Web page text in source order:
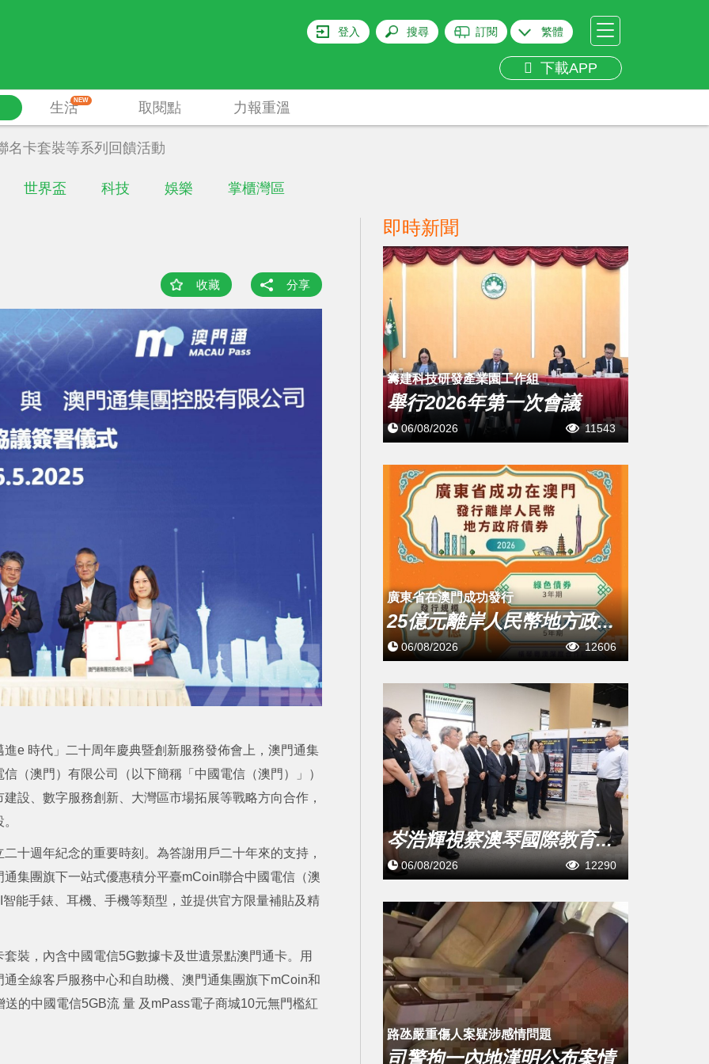
登入 搜尋 訂閱 繁體
下載APP
世界盃 科技 娛樂 掌櫃灣區
生活NEW 取閱點 力報重溫
名卡套裝等系列回饋活動
收藏 分享
e 時代」二十周年慶典暨創新服務發佈會上，澳門通集
（澳門）有限公司（以下簡稱「中國電信（澳門）」）
設、數字服務創新、大灣區市場拓展等戰略方向合作，
十週年紀念的重要時刻。為答謝用戶二十年來的支持，
集團旗下一站式優惠積分平臺mCoin聯合中國電信（澳
能手錶、耳機、手機等類型，並提供官方限量補貼及精
裝，內含中國電信5G數據卡及世遺景點澳門通卡。用
全線客戶服務中心和自助機、澳門通集團旗下mCoin和
的中國電信5GB流 量 及mPass電子商城10元無門檻紅
即時新聞
籌建科技研發產業園工作組
舉行2026年第一次會議
06/08/2026 11543
廣東省在澳門成功發行
25億元離岸人民幣地方政...
06/08/2026 12606
岑浩輝視察澳琴國際教育...
06/08/2026 12290
​路氹嚴重傷人案疑涉感情問題
司警拘一內地漢明公布案情